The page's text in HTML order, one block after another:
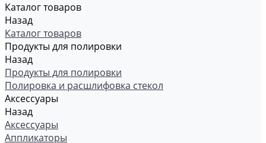
Каталог товаров
Назад
Каталог товаров
Продукты для полировки
Назад
Продукты для полировки
Полировка и расшлифовка стекол
Аксессуары
Назад
Аксессуары
Аппликаторы